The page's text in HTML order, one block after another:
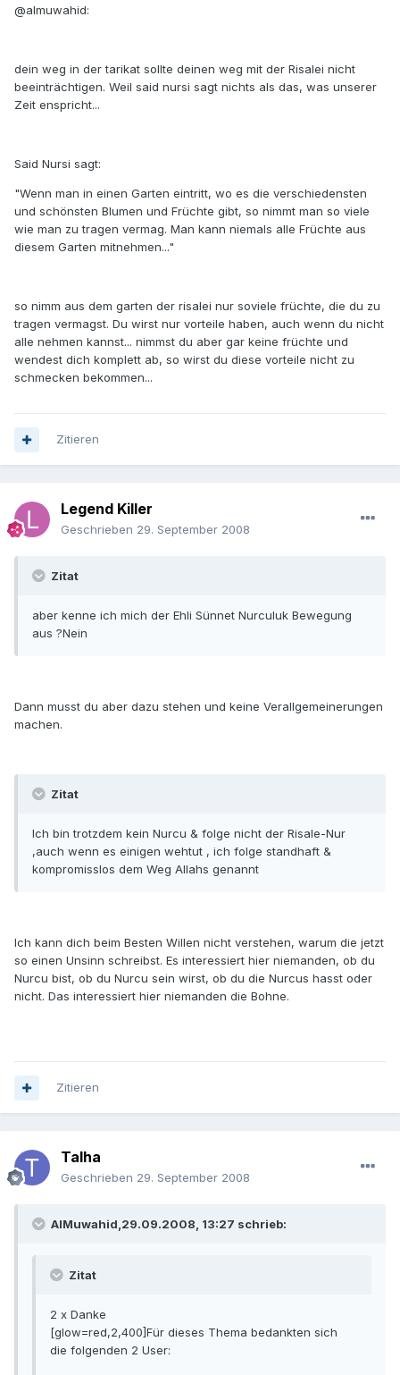
@almuwahid:
dein weg in der tarikat sollte deinen weg mit der Risalei nicht
beeinträchtigen. Weil said nursi sagt nichts als das, was unserer
Zeit enspricht...
Said Nursi sagt:
"Wenn man in einen Garten eintritt, wo es die verschiedensten
und schönsten Blumen und Früchte gibt, so nimmt man so viele
wie man zu tragen vermag. Man kann niemals alle Früchte aus
diesem Garten mitnehmen..."
so nimm aus dem garten der risalei nur soviele früchte, die du zu
tragen vermagst. Du wirst nur vorteile haben, auch wenn du nicht
alle nehmen kannst... nimmst du aber gar keine früchte und
wendest dich komplett ab, so wirst du diese vorteile nicht zu
schmecken bekommen...
Zitieren
Legend Killer
Geschrieben 29. September 2008
Zitat
aber kenne ich mich der Ehli Sünnet Nurculuk Bewegung
aus ?Nein
Dann musst du aber dazu stehen und keine Verallgemeinerungen
machen.
Zitat
Ich bin trotzdem kein Nurcu & folge nicht der Risale-Nur
,auch wenn es einigen wehtut , ich folge standhaft &
kompromisslos dem Weg Allahs genannt
Ich kann dich beim Besten Willen nicht verstehen, warum die jetzt
so einen Unsinn schreibst. Es interessiert hier niemanden, ob du
Nurcu bist, ob du Nurcu sein wirst, ob du die Nurcus hasst oder
nicht. Das interessiert hier niemanden die Bohne.
Zitieren
Talha
Geschrieben 29. September 2008
AlMuwahid,29.09.2008, 13:27 schrieb:
Zitat
2 x Danke
[glow=red,2,400]Für dieses Thema bedankten sich
die folgenden 2 User: